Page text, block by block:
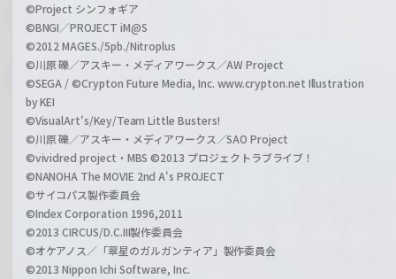
©Project シンフォギア
©BNGI／PROJECT iM@S
©2012 MAGES./5pb./Nitroplus
©川原 礫／アスキー・メディアワークス／AW Project
©SEGA / ©Crypton Future Media, Inc. www.crypton.net Illustration
by KEI
©VisualArt's/Key/Team Little Busters!
©川原 礫／アスキー・メディアワークス／SAO Project
©vividred project・MBS ©2013 プロジェクトラブライブ！
©NANOHA The MOVIE 2nd A's PROJECT
©サイコパス製作委員会
©Index Corporation 1996,2011
©2013 CIRCUS/D.C.III製作委員会
©オケアノス／「翠星のガルガンティア」製作委員会
©2013 Nippon Ichi Software, Inc.